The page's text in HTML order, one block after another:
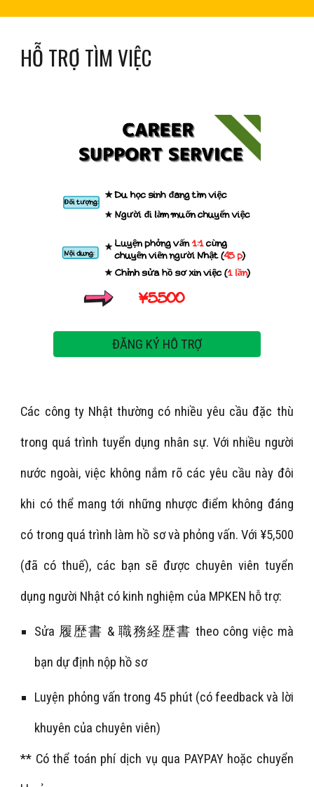
HỖ TRỢ TÌM VIỆC
ĐĂNG KÝ HỖ TRỢ
Các công ty Nhật thường có nhiều yêu cầu đặc thù
trong quá trình tuyển dụng nhân sự. Với nhiều người
nước ngoài, việc không nắm rõ các yêu cầu này đôi
khi có thể mang tới những nhược điểm không đáng
có trong quá trình làm hồ sơ và phỏng vấn. Với ¥5,500
(đã có thuế), các bạn sẽ được chuyên viên tuyển
dụng người Nhật có kinh nghiệm của MPKEN hỗ trợ:
Sửa 履歴書 & 職務経歴書 theo công việc mà
bạn dự định nộp hồ sơ
Luyện phỏng vấn trong 45 phút (có feedback và lời
khuyên của chuyên viên)
** Có thể toán phí dịch vụ qua PAYPAY hoặc chuyển